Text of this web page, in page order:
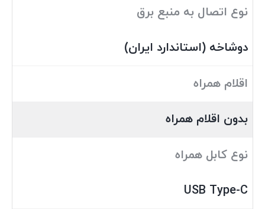
نوع اتصال به منبع برق
دوشاخه (استاندارد ایران)
اقلام همراه
بدون اقلام همراه
نوع کابل همراه
USB Type-C